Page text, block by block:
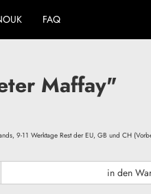
FAQ
Maffay"
9-11 Werktage Rest der EU, GB und CH
in den